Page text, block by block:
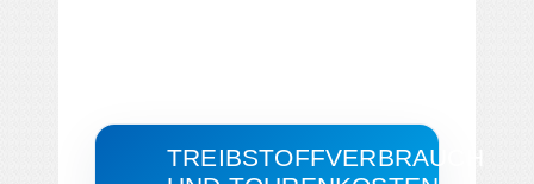
TREIBSTOFFVERBRAUCH